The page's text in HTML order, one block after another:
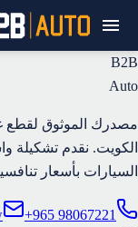
B2B
Auto
مصدرك الموثوق لقطع
الكويت. نقدم تشكيلة
السيارات بأسعار
+965 98067221